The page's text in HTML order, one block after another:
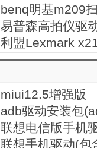
benq明基m209
易普森高拍仪驱
利盟Lexmark
miui12.5增强版
adb驱动安装包
联想电信版手机
联想手机驱动(包